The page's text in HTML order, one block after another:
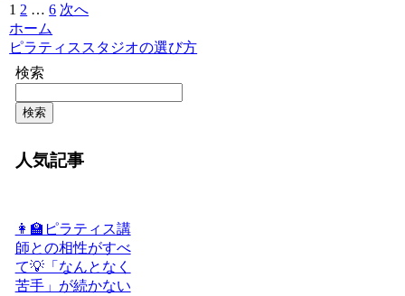
1 2 … 6 次へ
ホーム
ピラティススタジオの選び方
検索
検索
人気記事
👩‍🏫ピラティス講
師との相性がすべ
て💡「なんとなく
苦手」が続かない